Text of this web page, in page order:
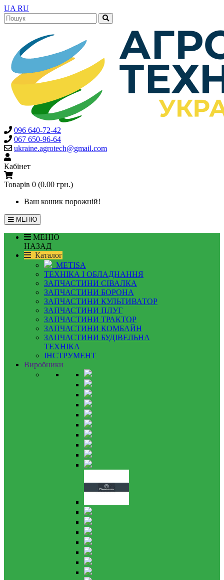
UA RU
096 640-72-42
067 650-96-64
ukraine.agrotech@gmail.com
Кабінет
Товарів 0 (0.00 грн.)
Ваш кошик порожній!
МЕНЮ
МЕНЮ
НАЗАД
Каталог
METISA
ТЕХНІКА І ОБЛАДНАННЯ
ЗАПЧАСТИНИ СІВАЛКА
ЗАПЧАСТИНИ БОРОНА
ЗАПЧАСТИНИ КУЛЬТИВАТОР
ЗАПЧАСТИНИ ПЛУГ
ЗАПЧАСТИНИ ТРАКТОР
ЗАПЧАСТИНИ КОМБАЙН
ЗАПЧАСТИНИ БУДІВЕЛЬНА
ТЕХНІКА
ІНСТРУМЕНТ
Виробники